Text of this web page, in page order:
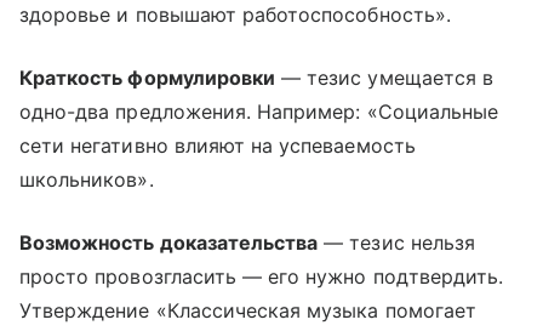
здоровье и повышают работоспособность».
Краткость формулировки — тезис умещается в
одно-два предложения. Например: «Социальные
сети негативно влияют на успеваемость
школьников».
Возможность доказательства — тезис нельзя
просто провозгласить — его нужно подтвердить.
Утверждение «Классическая музыка помогает